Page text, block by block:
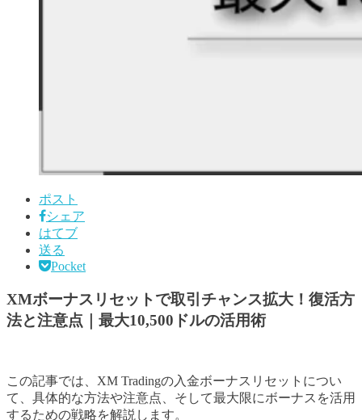
ポスト
シェア
はてブ
送る
Pocket
XMボーナスリセットで取引チャンス拡大！復活方
法と注意点｜最大10,500ドルの活用術
この記事では、XM Tradingの入金ボーナスリセットについ
て、具体的な方法や注意点、そして最大限にボーナスを活用
するための戦略を解説します。